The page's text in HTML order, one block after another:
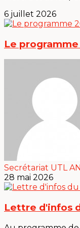
6 juillet 2026
Le
Secrétariat UTL
28 mai 2026
Lettre d'infos